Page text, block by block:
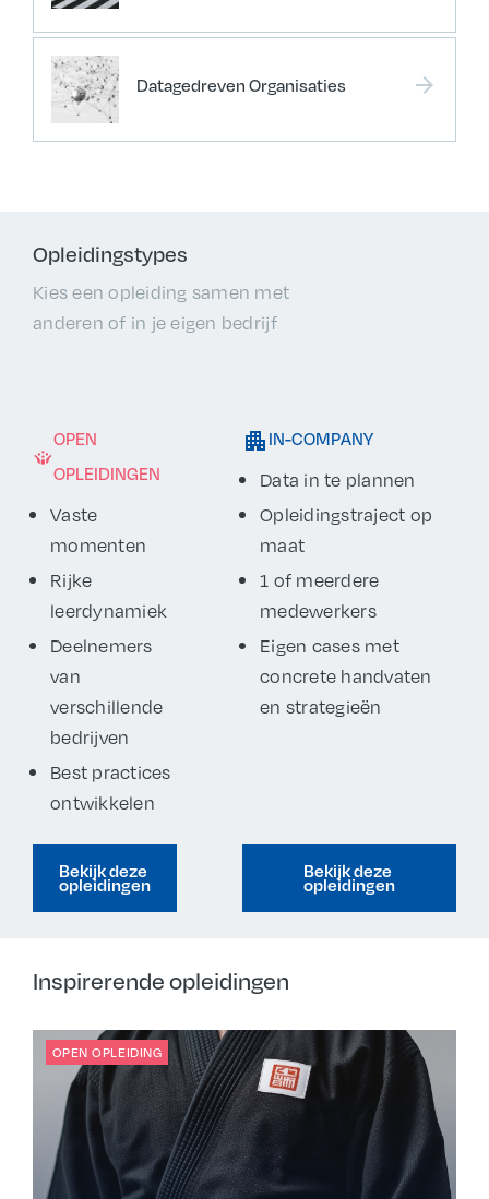
Datagedreven Organisaties arrow_forward
Opleidingstypes
Kies een opleiding samen met
anderen of in je eigen bedrijf
OPEN
OPLEIDINGEN
Vaste
momenten
Rijke
leerdynamiek
Deelnemers
van
verschillende
bedrijven
Best practices
ontwikkelen
Bekijk deze
opleidingen
IN-COMPANY
Data in te plannen
Opleidingstraject op
maat
1 of meerdere
medewerkers
Eigen cases met
concrete handvaten
en strategieën
Bekijk deze
opleidingen
Inspirerende opleidingen
OPEN OPLEIDING